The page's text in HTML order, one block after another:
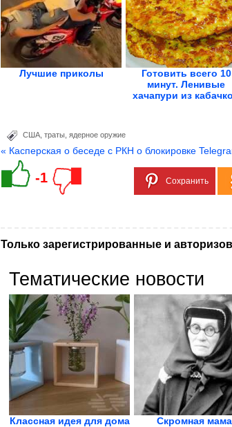
Лучшие приколы
Готовить всего 10
минут. Ленивые
хачапури из
США траты ядерное оружие
« Касперская о беседе с РКН о блокировке
-1 Сохранить
Только зарегистрированные и
Тематические новости
Классная идея для дома
Скромная мама